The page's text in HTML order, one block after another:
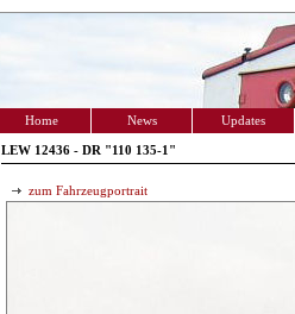
Home News Updates
LEW 12436 - DR "110 135-1"
zum Fahrzeugportrait